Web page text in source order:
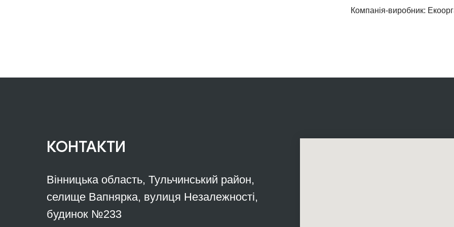
Компанія-виробник:
КОНТАКТИ
Вінницька область, Тульчинський район,
селище Вапнярка, вулиця Незалежності,
будинок №233